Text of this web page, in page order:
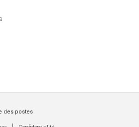
des postes